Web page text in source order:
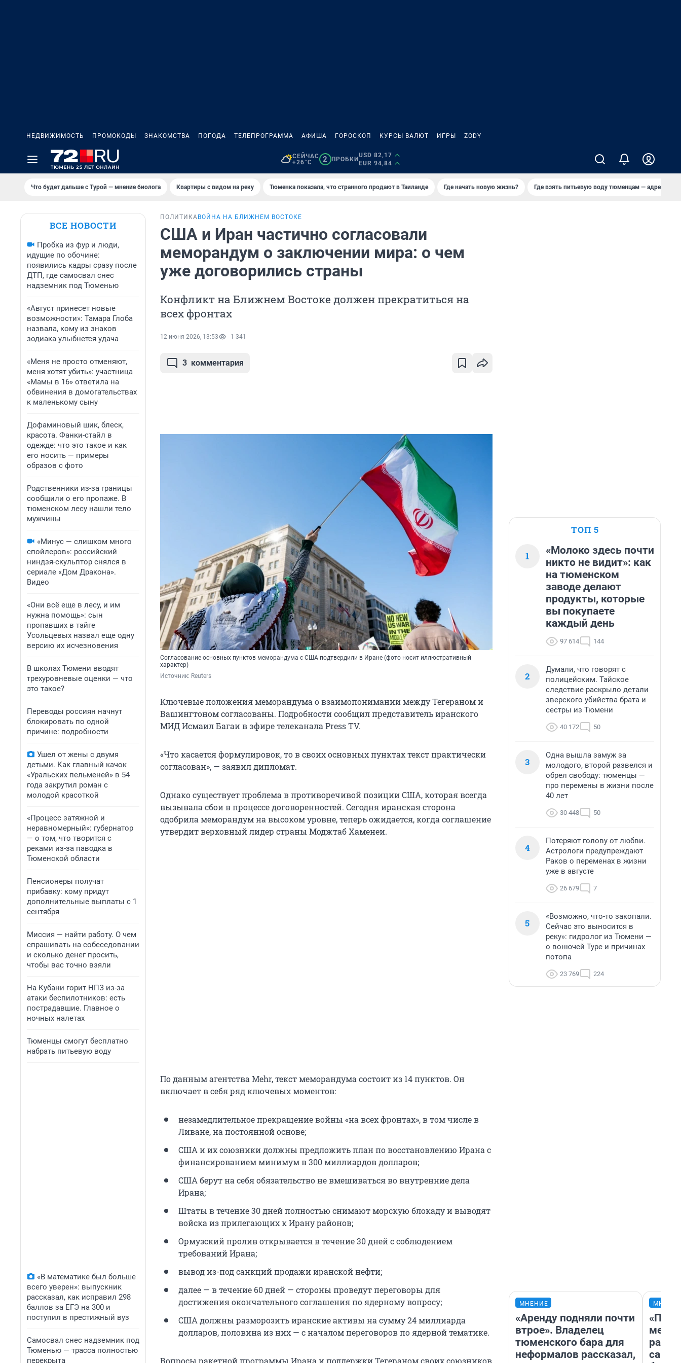
НЕДВИЖИМОСТЬ ПРОМОКОДЫ ЗНАКОМСТВА ПОГОДА ТЕЛЕПРОГРАММА АФИША ГОРОСКОП КУРСЫ ВАЛЮТ ИГРЫ ZODY
СЕЙЧАС
+26°C
2 ПРОБКИ
USD 82,17
EUR 94,84
Что будет дальше с Турой — мнение биолога Квартиры с видом на реку Тюменка показала, что странного продают в Таиланде Где начать новую жизнь? Где взять питьевую воду тюменцам — адреса
ВСЕ НОВОСТИ
Пробка из фур и люди,
идущие по обочине:
появились кадры сразу после
ДТП, где самосвал снес
надземник под Тюменью
«Август принесет новые
возможности»: Тамара Глоба
назвала, кому из знаков
зодиака улыбнется удача
«Меня не просто отменяют,
меня хотят убить»: участница
«Мамы в 16» ответила на
обвинения в домогательствах
к маленькому сыну
Дофаминовый шик, блеск,
красота. Фанки-стайл в
одежде: что это такое и как
его носить — примеры
образов с фото
Родственники из-за границы
сообщили о его пропаже. В
тюменском лесу нашли тело
мужчины
«Минус — слишком много
спойлеров»: российский
ниндзя-скульптор снялся в
сериале «Дом Дракона».
Видео
«Они всё еще в лесу, и им
нужна помощь»: сын
пропавших в тайге
Усольцевых назвал еще одну
версию их исчезновения
В школах Тюмени вводят
трехуровневые оценки — что
это такое?
Переводы россиян начнут
блокировать по одной
причине: подробности
Ушел от жены с двумя
детьми. Как главный качок
«Уральских пельменей» в 54
года закрутил роман с
молодой красоткой
«Процесс затяжной и
неравномерный»: губернатор
— о том, что творится с
реками из-за паводка в
Тюменской области
Пенсионеры получат
прибавку: кому придут
дополнительные выплаты с 1
сентября
Миссия — найти работу. О чем
спрашивать на собеседовании
и сколько денег просить,
чтобы вас точно взяли
На Кубани горит НПЗ из-за
атаки беспилотников: есть
пострадавшие. Главное о
ночных налетах
Тюменцы смогут бесплатно
набрать питьевую воду
«В математике был больше
всего уверен»: выпускник
рассказал, как исправил 298
баллов за ЕГЭ на 300 и
поступил в престижный вуз
Самосвал снес надземник под
Тюменью — трасса полностью
перекрыта
ПОЛИТИКА ВОЙНА НА БЛИЖНЕМ ВОСТОКЕ
США и Иран частично согласовали
меморандум о заключении мира: о чем
уже договорились страны
Конфликт на Ближнем Востоке должен прекратиться на
всех фронтах
12 июня 2026, 13:53 1 341
3 комментария
Согласование основных пунктов меморандума с США подтвердили в Иране (фото носит иллюстративный
характер)
Источник: Reuters
Ключевые положения меморандума о взаимопонимании между Тегераном и
Вашингтоном согласованы. Подробности сообщил представитель иранского
МИД Исмаил Багаи в эфире телеканала Press TV.
«Что касается формулировок, то в своих основных пунктах текст практически
согласован», — заявил дипломат.
Однако существует проблема в противоречивой позиции США, которая всегда
вызывала сбои в процессе договоренностей. Сегодня иранская сторона
одобрила меморандум на высоком уровне, теперь ожидается, когда соглашение
утвердит верховный лидер страны Моджтаб Хаменеи.
По данным агентства Mehr, текст меморандума состоит из 14 пунктов. Он
включает в себя ряд ключевых моментов:
незамедлительное прекращение войны «на всех фронтах», в том числе в
Ливане, на постоянной основе;
США и их союзники должны предложить план по восстановлению Ирана с
финансированием минимум в 300 миллиардов долларов;
США берут на себя обязательство не вмешиваться во внутренние дела
Ирана;
Штаты в течение 30 дней полностью снимают морскую блокаду и выводят
войска из прилегающих к Ирану районов;
Ормузский пролив открывается в течение 30 дней с соблюдением
требований Ирана;
вывод из-под санкций продажи иранской нефти;
далее — в течение 60 дней — стороны проведут переговоры для
достижения окончательного соглашения по ядерному вопросу;
США должны разморозить иранские активы на сумму 24 миллиарда
долларов, половина из них — с началом переговоров по ядерной тематике.
Вопросы ракетной программы Ирана и поддержки Тегераном своих союзников
ТОП 5
1
«Молоко здесь почти
никто не видит»: как
на тюменском
заводе делают
продукты, которые
вы покупаете
каждый день
97 614 144
2
Думали, что говорят с
полицейским. Тайское
следствие раскрыло детали
зверского убийства брата и
сестры из Тюмени
40 172 50
3
Одна вышла замуж за
молодого, второй развелся и
обрел свободу: тюменцы —
про перемены в жизни после
40 лет
30 448 50
4
Потеряют голову от любви.
Астрологи предупреждают
Раков о переменах в жизни
уже в августе
26 679 7
5
«Возможно, что-то закопали.
Сейчас это выносится в
реку»: гидролог из Тюмени —
о вонючей Туре и причинах
потопа
23 769 224
МНЕНИЕ
«Аренду подняли почти
втрое». Владелец
тюменского бара для
неформалов рассказал,